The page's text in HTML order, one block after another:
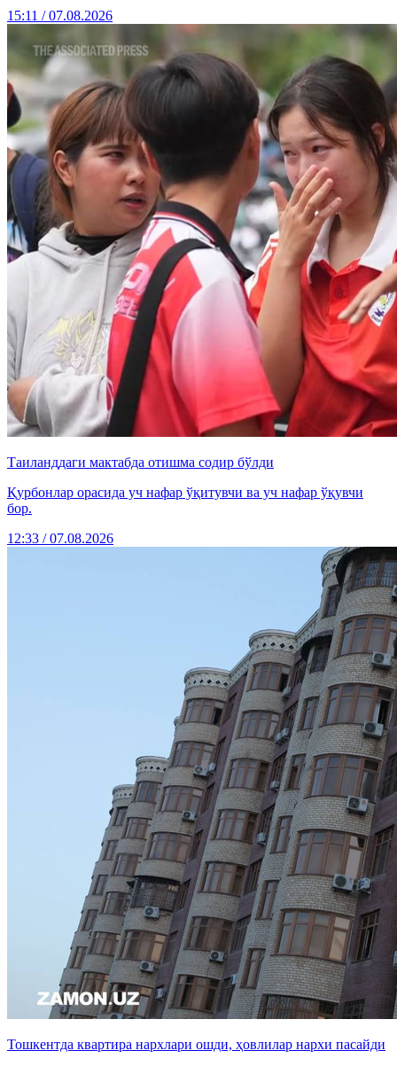
15:11 / 07.08.2026
Таиланддаги мактабда отишма содир бўлди
Қурбонлар орасида уч нафар ўқитувчи ва уч нафар ўқувчи
бор.
12:33 / 07.08.2026
Тошкентда квартира нархлари ошди, ҳовлилар нархи пасайди